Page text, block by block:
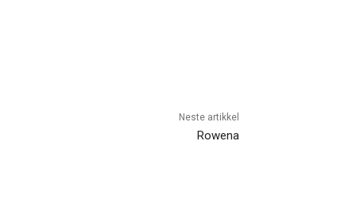
Neste artikkel
Rowena